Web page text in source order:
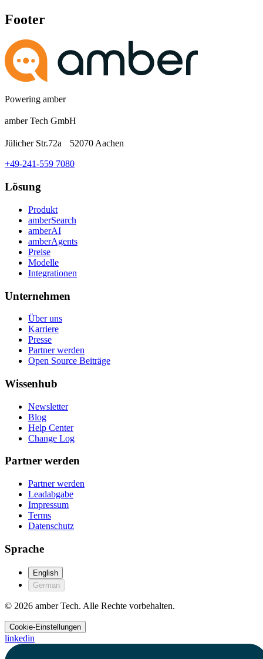
Footer
Powering amber
amber Tech GmbH
Jülicher Str.72a 52070 Aachen
+49-241-559 7080
Lösung
Produkt
amberSearch
amberAI
amberAgents
Preise
Modelle
Integrationen
Unternehmen
Über uns
Karriere
Presse
Partner werden
Open Source Beiträge
Wissenhub
Newsletter
Blog
Help Center
Change Log
Partner werden
Partner werden
Leadabgabe
Impressum
Terms
Datenschutz
Sprache
English
German
© 2026 amber Tech. Alle Rechte vorbehalten.
Cookie-Einstellungen
linkedin